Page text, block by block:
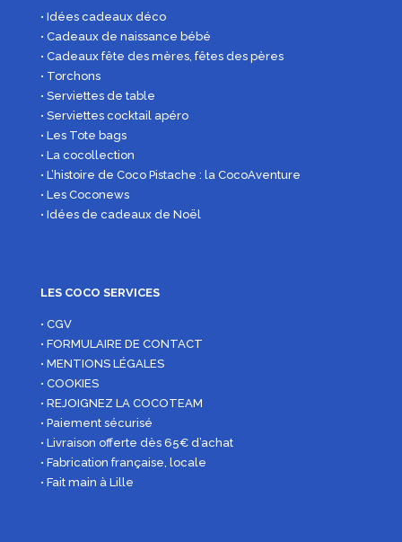
• Idées cadeaux déco
• Cadeaux de naissance bébé
• Cadeaux fête des mères, fêtes des pères
• Torchons
• Serviettes de table
• Serviettes cocktail apéro
• Les Tote bags
• La cocollection
• L’histoire de Coco Pistache : la CocoAventure
• Les Coconews
• Idées de cadeaux de Noël
LES COCO SERVICES
• CGV
• FORMULAIRE DE CONTACT
• MENTIONS LÉGALES
• COOKIES
• REJOIGNEZ LA COCOTEAM
• Paiement sécurisé
• Livraison offerte dès 65€ d’achat
• Fabrication française, locale
• Fait main à Lille